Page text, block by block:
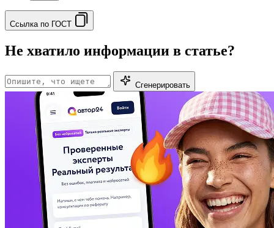
Ссылка по ГОСТ
Не хватило информации в статье?
Сгенерировать